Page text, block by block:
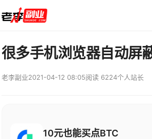
很多手机浏览器自动屏
老李副业2021-04-12 08:05阅读 6224个人站长
10元也能买点BTC